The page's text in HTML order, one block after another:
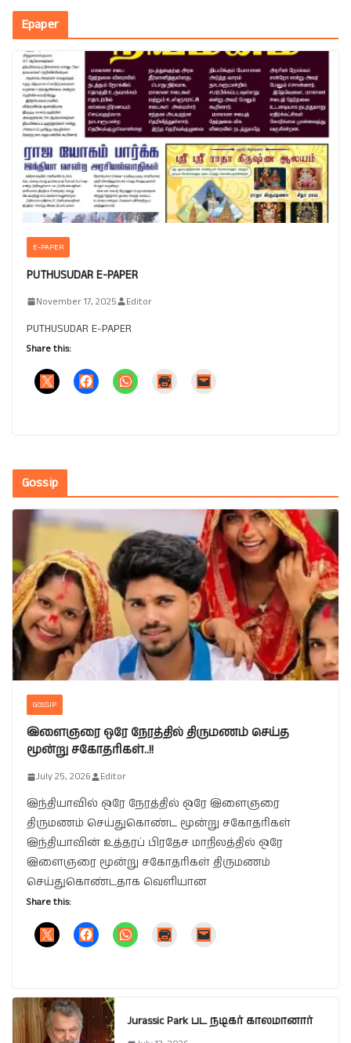
Epaper
E-PAPER
PUTHUSUDAR E-PAPER
November 17, 2025 Editor
PUTHUSUDAR E-PAPER
Share this:
Gossip
GOSSIP
இளைஞரை ஒரே நேரத்தில் திருமணம் செய்த
மூன்று சகோதரிகள்..!!
July 25, 2026 Editor
இந்தியாவில் ஒரே நேரத்தில் ஒரே இளைஞரை
திருமணம் செய்துகொண்ட மூன்று சகோதரிகள்
இந்தியாவின் உத்தரப் பிரதேச மாநிலத்தில் ஒரே
இளைஞரை மூன்று சகோதரிகள் திருமணம்
செய்துகொண்டதாக வெளியான
Share this:
Jurassic Park பட நடிகர் காலமானார்